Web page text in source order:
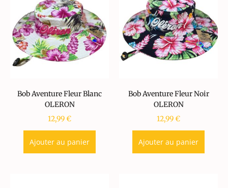
Bob Aventure Fleur Blanc
OLERON
12,99€
Ajouter au panier
Bob Aventure Fleur Noir
OLERON
12,99€
Ajouter au panier